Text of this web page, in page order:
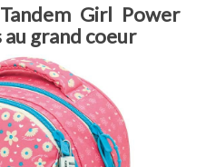
Girl Power
grand coeur